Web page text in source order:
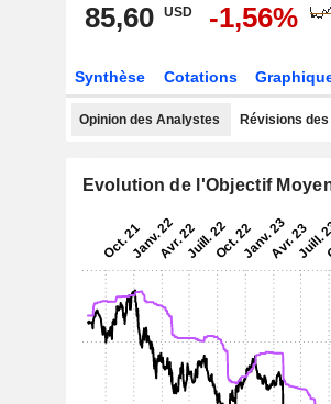
85,60 USD -1,56%
Synthèse Cotations
Opinion des Analystes Révisions
Evolution de l'Objectif